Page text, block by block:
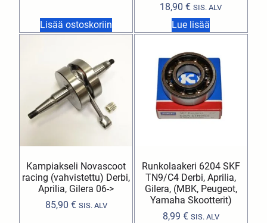
Lisää ostoskoriin
18,90€ SIS. ALV
Lue lisää
Kampiakseli Novascoot
racing (vahvistettu) Derbi,
Aprilia, Gilera 06->
85,90 € SIS. ALV
Runkolaakeri 6204 SKF
TN9/C4 Derbi, Aprilia,
Gilera, (MBK, Peugeot,
Yamaha Skootterit)
8,99 € SIS. ALV